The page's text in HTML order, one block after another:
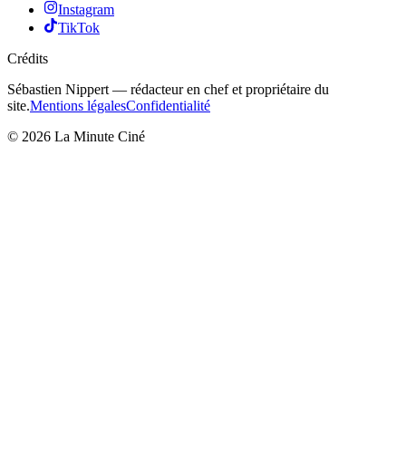
Instagram
TikTok
Crédits
Sébastien Nippert — rédacteur en chef et propriétaire du
site.Mentions légalesConfidentialité
© 2026 La Minute Ciné